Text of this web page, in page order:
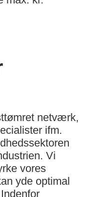
netværk,
ifm.
Vi
vores
yde optimal